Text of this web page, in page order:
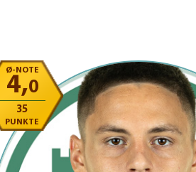
Ø-NOTE
4,0
35
PUNKTE